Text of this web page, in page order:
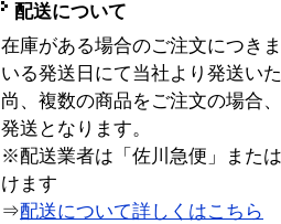
配送について
在庫がある場合のご注文につき
いる発送日にて当社より発送い
尚、複数の商品をご注文の場合
発送となります。
※配送業者は「佐川急便」また
けます
⇒配送について詳しくはこちら